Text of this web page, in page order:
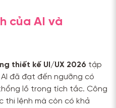
của AI và
thiết kế UI/UX 2026 tập
đã đạt đến ngưỡng có
lồ trong tích tắc. Công
thi lệnh mà còn có khả